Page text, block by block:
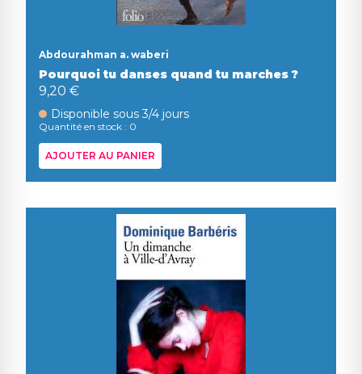
Abdourahman a. waberi
Pourquoi tu danses quand tu marches ?
9,20 €
Disponible sous 3/4 jours
Quantité en stock : 0
AJOUTER AU PANIER